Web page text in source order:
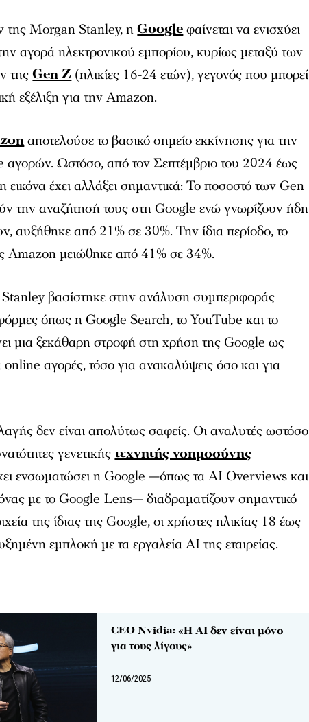
της Morgan Stanley, ηGoogleφαίνεται να ενισχύει
αγορά ηλεκτρονικού εμπορίου, κυρίως μεταξύ των
τηςGen Z (ηλικίες 16-24 ετών), γεγονός που μπορεί
εξέλιξη για την Amazon.
αποτελούσε το βασικό σημείο εκκίνησης για την
αγορών. Ωστόσο, από τον Σεπτέμβριο του 2024 έως
έχει αλλάξει σημαντικά: Το ποσοστό των Gen
την αναζήτησή τους στη Google ενώ γνωρίζουν ήδη
αυξήθηκε από 21% σε 30%. Την ίδια περίοδο, το
Amazon μειώθηκε από 41% σε 34%.
βασίστηκε στην ανάλυση συμπεριφοράς
όπως η Google Search, το YouTube και το
μια ξεκάθαρη στροφή στη χρήση της Google ως
online αγορές, τόσο για ανακαλύψεις όσο και για
δεν είναι απολύτως σαφείς. Οι αναλυτές ωστόσο
γενετικήςτεχνητής νοημοσύνης
ενσωματώσει η Google —όπως ταAI Overviewsκαι
με το Google Lens— διαδραματίζουν σημαντικό
της ίδιας της Google, οι χρήστες ηλικίας 18 έως
εμπλοκή με τα εργαλεία AI της εταιρείας.
CEO Nvidia: «Η AI δεν είναι μόνο
για τους λίγους»
12/06/2025